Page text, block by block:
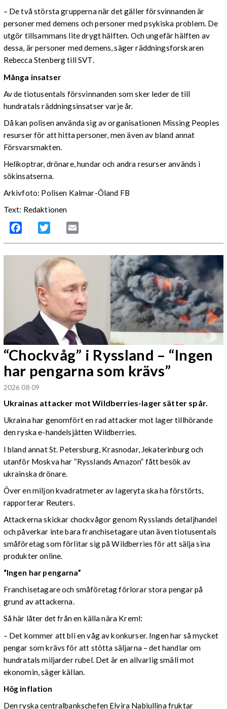
– De två största grupperna när det gäller försvinnanden är
personer med demens och personer med psykiska problem. De
utgör tillsammans lite drygt hälften. Och ungefär hälften av
dessa, är personer med demens, säger räddningsforskaren
Rebecca Stenberg till SVT.
Många insatser
Av de tiotusentals försvinnanden som sker leder de till
hundratals räddningsinsatser varje år.
Då kan polisen använda sig av organisationen Missing Peoples
resurser för att hitta personer, men även av bland annat
Försvarsmakten.
Helikoptrar, drönare, hundar och andra resurser används i
sökinsatserna.
Arkivfoto: Polisen Kalmar-Öland FB
Text: Redaktionen
Facebook Twitter
“Chockvåg” i Ryssland – “Ingen
har pengarna som krävs”
2026 08 09
Ukrainas attacker mot Wildberries-lager sätter spår.
Ukraina har genomfört en rad attacker mot lager tillhörande
den ryska e-handelsjätten Wildberries.
I bland annat St. Petersburg, Krasnodar, Jekaterinburg och
utanför Moskva har “Rysslands Amazon” fått besök av
ukrainska drönare.
Över en miljon kvadratmeter av lageryta ska ha förstörts,
rapporterar Reuters.
Attackerna skickar chockvågor genom Rysslands detaljhandel
och påverkar inte bara franchisetagare utan även tiotusentals
småföretag som förlitar sig på Wildberries för att sälja sina
produkter online.
“Ingen har pengarna”
Franchisetagare och småföretag förlorar stora pengar på
grund av attackerna.
Så här låter det från en källa nära Kreml:
– Det kommer att bli en våg av konkurser. Ingen har så mycket
pengar som krävs för att stötta säljarna – det handlar om
hundratals miljarder rubel. Det är en allvarlig smäll mot
ekonomin, säger källan.
Hög inflation
Den ryska centralbankschefen Elvira Nabiullina fruktar